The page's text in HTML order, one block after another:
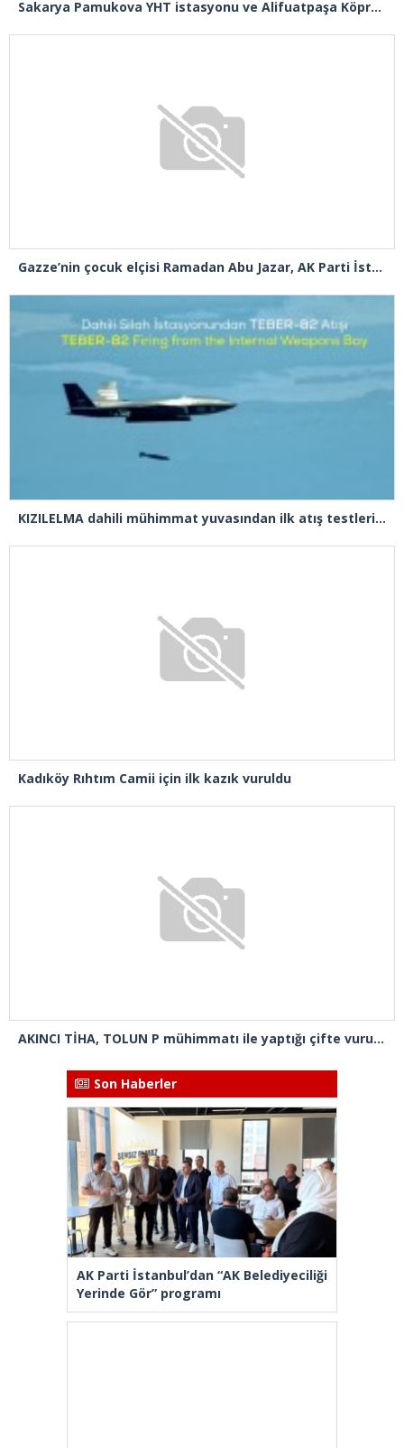
Sakarya Pamukova YHT istasyonu ve Alifuatpaşa Köprülü Kavşağı açılışı gerçekleşti
Gazze’nin çocuk elçisi Ramadan Abu Jazar, AK Parti İstanbul İl Başkanlığını ziyaret etti
KIZILELMA dahili mühimmat yuvasından ilk atış testlerini başarıyla tamamladı
Kadıköy Rıhtım Camii için ilk kazık vuruldu
AKINCI TİHA, TOLUN P mühimmatı ile yaptığı çifte vuruşta hedefi tam isabetle vurdu
Son Haberler
AK Parti İstanbul’dan “AK Belediyeciliği
Yerinde Gör” programı